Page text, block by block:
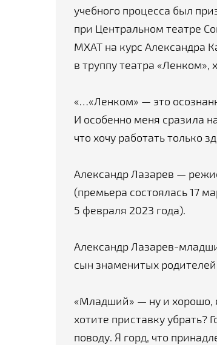
учебного процесса был
при Центральном театре
МХАТ на курс Александра
в труппу театра
«…«Ленком» — это
И особенно меня сразила
что хочу работать только
Александр Лазарев —
(премьера состоялась 17
5 февраля 2023 года).
Александр Лазарев-
сын знаменитых
«Младший» — ну и хорошо,
хотите приставку убрать?
поводу. Я горд, что